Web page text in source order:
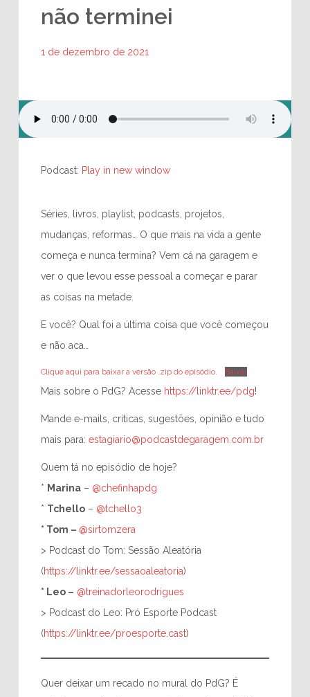
não terminei
1 de dezembro de 2021
Podcast: Play in new window
Séries, livros, playlist, podcasts, projetos,
mudanças, reformas… O que mais na vida a gente
começa e nunca termina? Vem cá na garagem e
ver o que levou esse pessoal a começar e parar
as coisas na metade.
E você? Qual foi a última coisa que você começou
e não aca…
Clique aqui para baixar a versão .zip do episódio. Baixar
Mais sobre o PdG? Acesse https://linktr.ee/pdg!
Mande e-mails, críticas, sugestões, opinião e tudo
mais para: estagiario@podcastdegaragem.com.br
Quem tá no episódio de hoje?
* Marina– @chefinhapdg
* Tchello– @tchello3
* Tom – @sirtomzera
> Podcast do Tom: Sessão Aleatória
(https://linktr.ee/sessaoaleatoria)
* Leo – @treinadorleorodrigues
> Podcast do Leo: Pró Esporte Podcast
(https://linktr.ee/proesporte.cast)
Quer deixar um recado no mural do PdG? É